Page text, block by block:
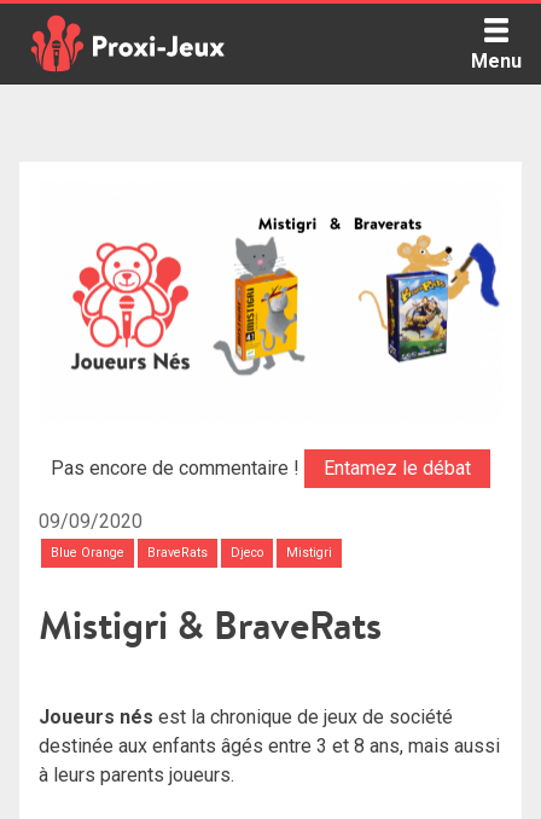
content
Menu
Pas encore de commentaire ! Entamez le débat
09/09/2020
Blue Orange BraveRats Djeco Mistigri
Mistigri & BraveRats
Joueurs nés est la chronique de jeux de société
destinée aux enfants âgés entre 3 et 8 ans, mais aussi
à leurs parents joueurs.